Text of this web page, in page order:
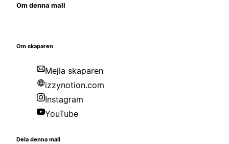
Om denna mall
Om skaparen
Mejla skaparen
izzynotion.com
Instagram
YouTube
Dela denna mall